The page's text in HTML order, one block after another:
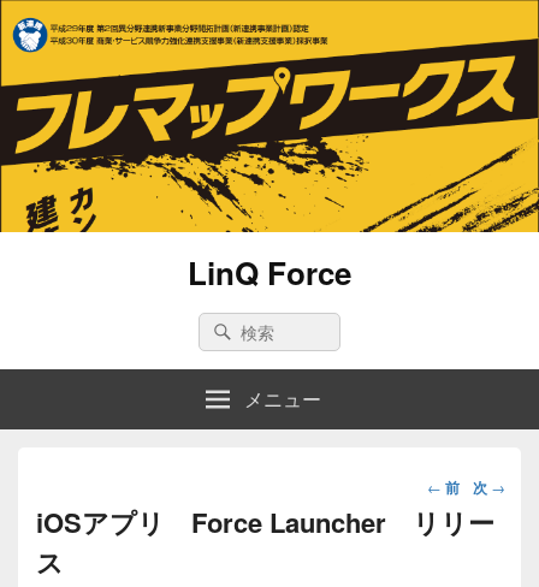
LinQ Force
Search
for:
Search
メニュー
投
ナ
← 前 次 →
iOSアプリ Force Launcher リリー
ス